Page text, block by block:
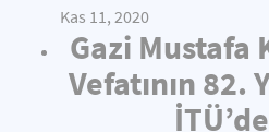
Kas 11, 2020
Gazi Mustafa
Vefatının 82.